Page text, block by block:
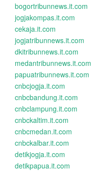
bogortribunnews.it.com
jogjakompas.it.com
cekaja.it.com
jogjatribunnews.it.com
dkitribunnews.it.com
medantribunnews.it.com
papuatribunnews.it.com
cnbcjogja.it.com
cnbcbandung.it.com
cnbclampung.it.com
cnbckaltim.it.com
cnbcmedan.it.com
cnbckalbar.it.com
detikjogja.it.com
detikpapua.it.com